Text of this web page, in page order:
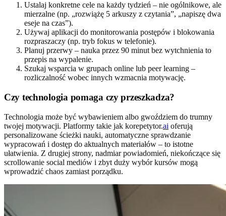
Ustalaj konkretne cele na każdy tydzień – nie ogólnikowe, ale
mierzalne (np. „rozwiążę 5 arkuszy z czytania”, „napiszę dwa
eseje na czas”).
Używaj aplikacji do monitorowania postępów i blokowania
rozpraszaczy (np. tryb fokus w telefonie).
Planuj przerwy – nauka przez 90 minut bez wytchnienia to
przepis na wypalenie.
Szukaj wsparcia w grupach online lub peer learning –
rozliczalność wobec innych wzmacnia motywację.
Czy technologia pomaga czy przeszkadza?
Technologia może być wybawieniem albo gwoździem do trumny
twojej motywacji. Platformy takie jak korepetytor.ai oferują
personalizowane ścieżki nauki, automatyczne sprawdzanie
wypracowań i dostęp do aktualnych materiałów – to istotne
ułatwienia. Z drugiej strony, nadmiar powiadomień, niekończące się
scrollowanie social mediów i zbyt duży wybór kursów mogą
wprowadzić chaos zamiast porządku.